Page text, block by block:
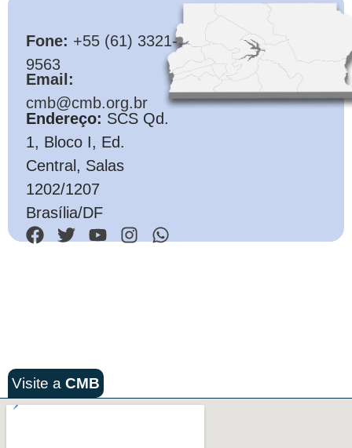
Fone: +55 (61) 3321-
9563
Email:
cmb@cmb.org.br
Endereço: SCS Qd.
1, Bloco I, Ed.
Central, Salas
1202/1207
Brasília/DF
Visite a CMB